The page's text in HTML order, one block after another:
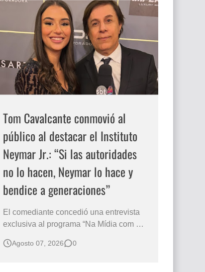
Tom Cavalcante conmovió al
público al destacar el Instituto
Neymar Jr.: “Si las autoridades
no lo hacen, Neymar lo hace y
bendice a generaciones”
El comediante concedió una entrevista
exclusiva al programa “Na Mídia com a
Subasta del Instituto Neymar Jr., uno de
Agosto 07, 2026 0